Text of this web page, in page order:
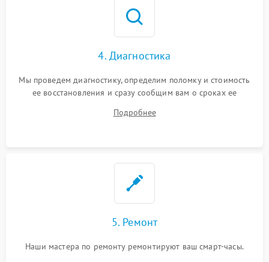
4. Диагностика
Мы проведем диагностику, определим поломку и стоимость
ее восстановления и сразу сообщим вам о сроках ее
Подробнее
5. Ремонт
Наши мастера по ремонту ремонтируют ваш смарт-часы.